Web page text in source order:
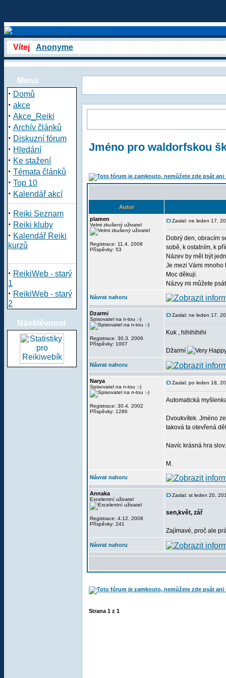
Vítej Anonyme
Menu
· Domů
· akce
· Akce_Reiki
· Archív článků
· Diskuzní fórum
· Hledání
· Ke stažení
· Témata článků
· Top 10
· Kalendář akcí
· Reiki Seznam
· Reiki kluby
· Kalendář Reiki
kurzů
· ReikiWeb - starý
1
· ReikiWeb - starý
2
Návštěvnost
Jméno pro waldorfskou
Autor
plamen
Velmi zkušený uživatel
Registrace: 11.4. 2008
Příspěvky: 53
Zaslal: ne leden 17,
Dobrý den, obracím
sobě, k ostatním, k
Název by měl být
Je mezi Vámi mnoho
Moc děkuji.
Názvy mi můžete
Návrat nahoru
Dzarmi
Spisovatel na n-tou :-)
Registrace: 30.3. 2006
Příspěvky: 1007
Zaslal: ne leden 17,
Kuk , hihihihihi
Džarmí
Návrat nahoru
Narya
Spisovatel na n-tou :-)
Registrace: 30.4. 2002
Příspěvky: 1286
Zaslal: po leden 18,
Automatická
Dvoukvítek. Jméno
taková ta otevřená
Navíc krásná hra
M.
Návrat nahoru
Annaka
Excelentní uživatel
Registrace: 4.12. 2008
Příspěvky: 241
Zaslal: st leden 20,
sen,květ, zář
Zajímavé, proč ale
Návrat nahoru
Strana 1 z 1